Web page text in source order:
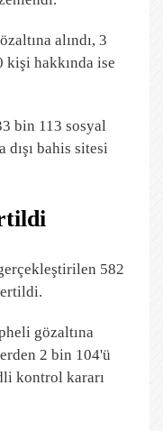
alındı, 3
kişi hakkında ise
bin 113 sosyal
dışı bahis sitesi
582
gözaltına
2 bin 104'ü
kontrol kararı